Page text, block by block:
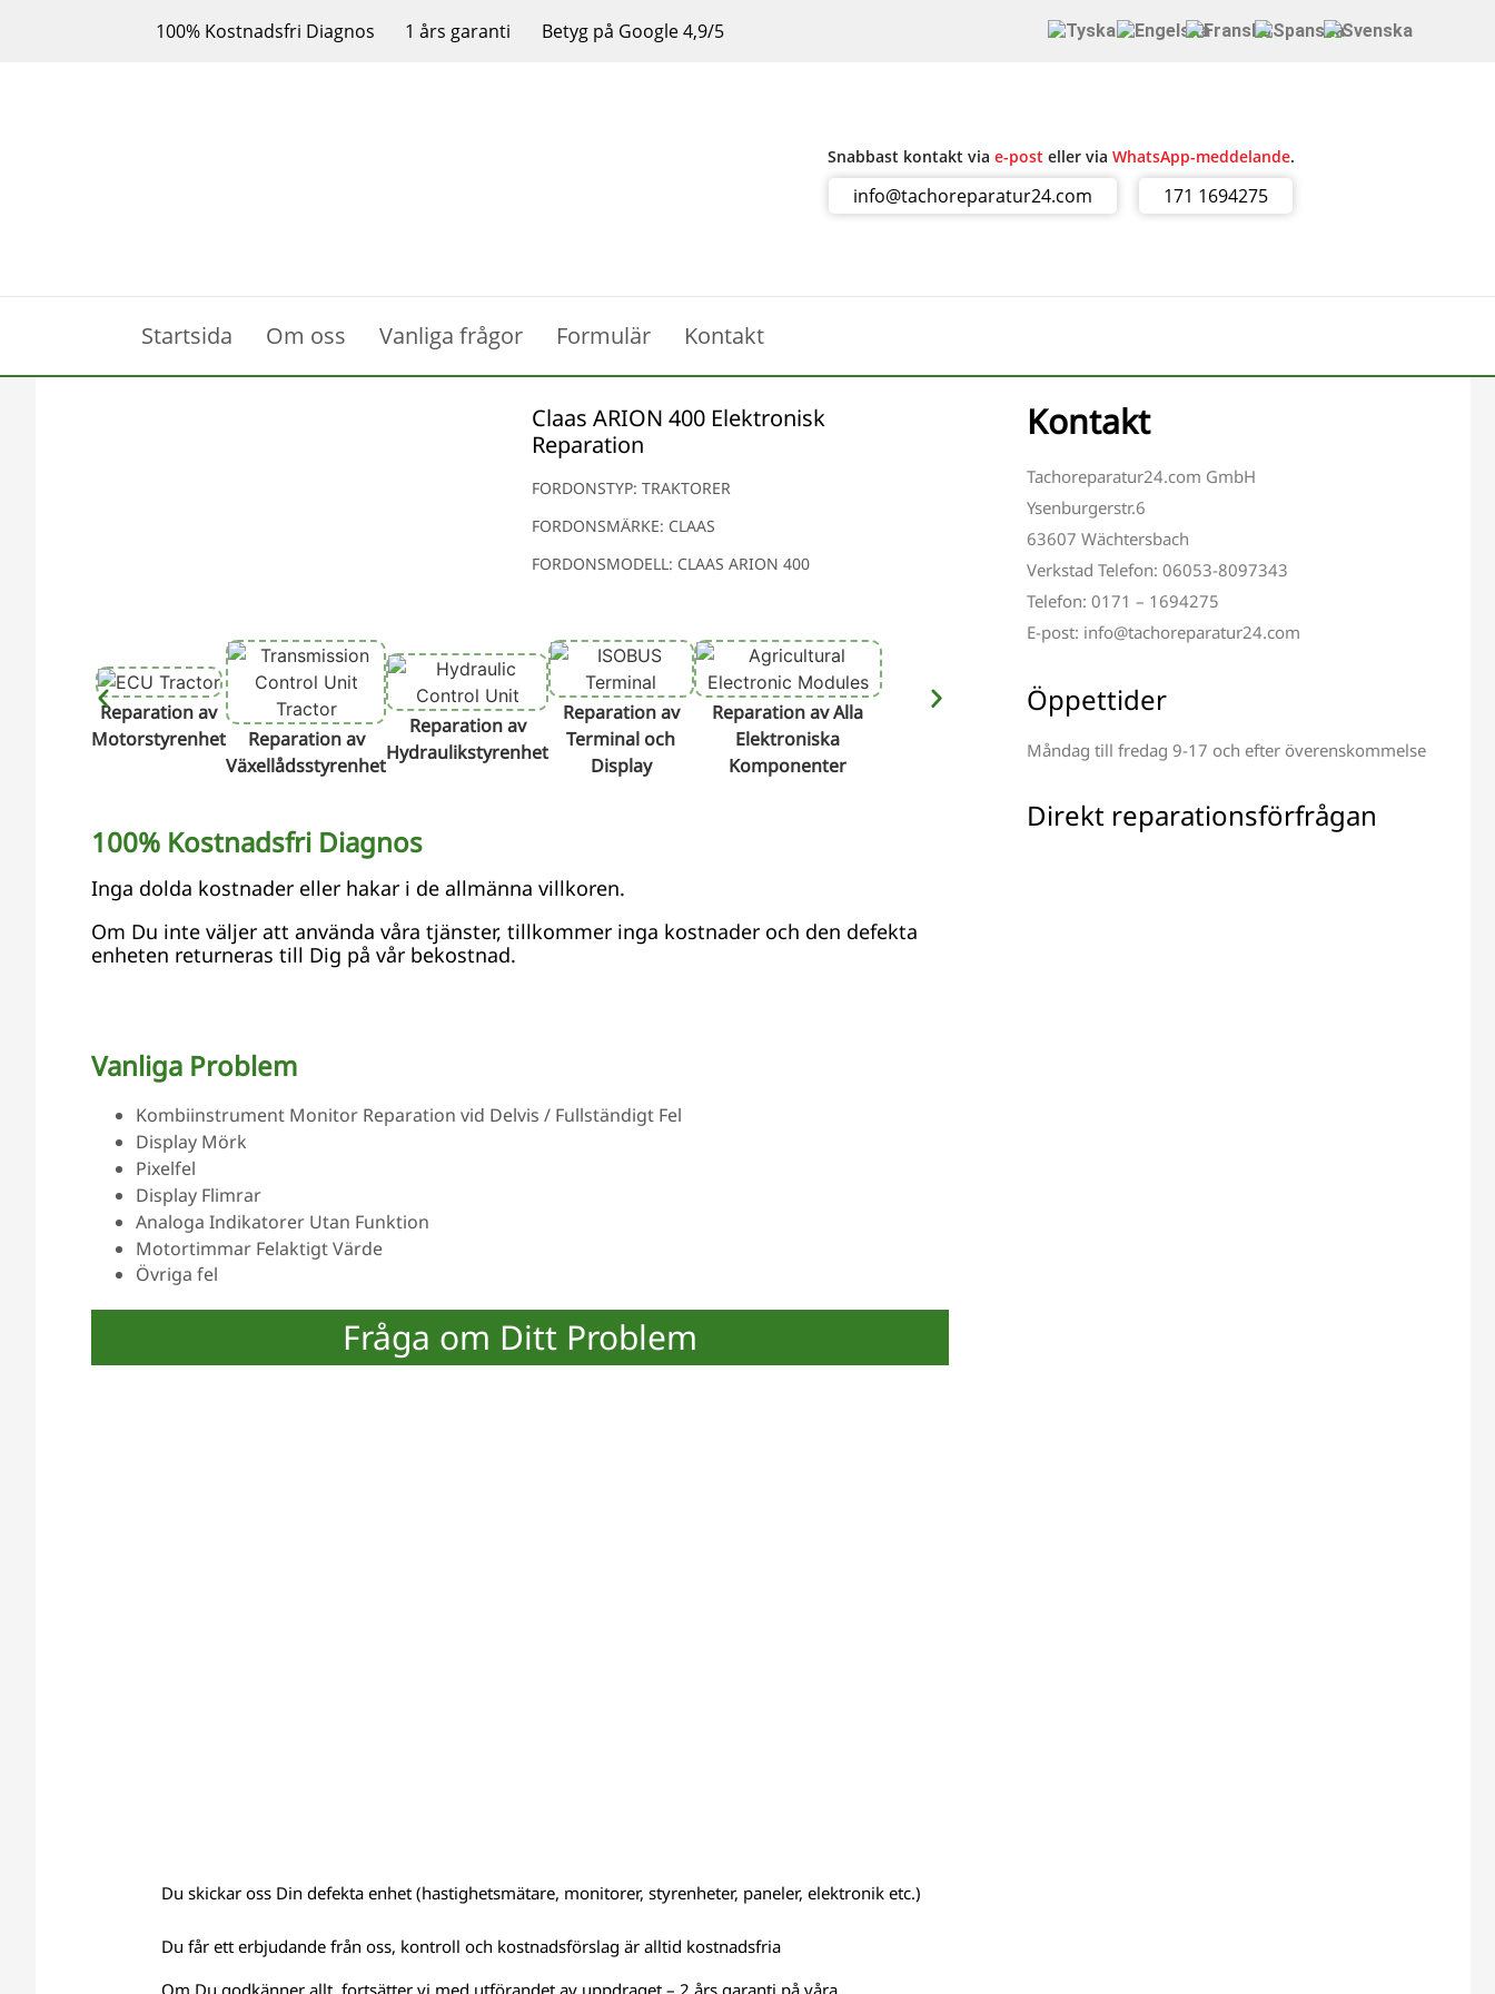
100% Kostnadsfri Diagnos 1 års garanti Betyg på Google 4,9/5
Snabbast kontakt via e-posteller via WhatsApp-meddelande.
info@tachoreparatur24.com 171 1694275
Startsida Om oss Vanliga frågor Formulär Kontakt
Claas ARION 400 Elektronisk
Reparation
FORDONSTYP: TRAKTORER
FORDONSMÄRKE: CLAAS
FORDONSMODELL: CLAAS ARION 400
Reparation av
Motorstyrenhet
Reparation av
Växellådsstyrenhet
Reparation av
Hydraulikstyrenhet
Reparation av
Terminal och
Display
Reparation av Alla
Elektroniska
Komponenter
100% Kostnadsfri Diagnos
Inga dolda kostnader eller hakar i de allmänna villkoren.
Om Du inte väljer att använda våra tjänster, tillkommer inga kostnader och den defekta
enheten returneras till Dig på vår bekostnad.
Vanliga Problem
Kombiinstrument Monitor Reparation vid Delvis / Fullständigt Fel
Display Mörk
Pixelfel
Display Flimrar
Analoga Indikatorer Utan Funktion
Motortimmar Felaktigt Värde
Övriga fel
Fråga om Ditt Problem
Du skickar oss Din defekta enhet (hastighetsmätare, monitorer, styrenheter, paneler, elektronik etc.)
Du får ett erbjudande från oss, kontroll och kostnadsförslag är alltid kostnadsfria
Kontakt
Tachoreparatur24.com GmbH
Ysenburgerstr.6
63607 Wächtersbach
Verkstad Telefon: 06053-8097343
Telefon: 0171 – 1694275
E-post: info@tachoreparatur24.com
Öppettider
Måndag till fredag 9-17 och efter överenskommelse
Direkt reparationsförfrågan